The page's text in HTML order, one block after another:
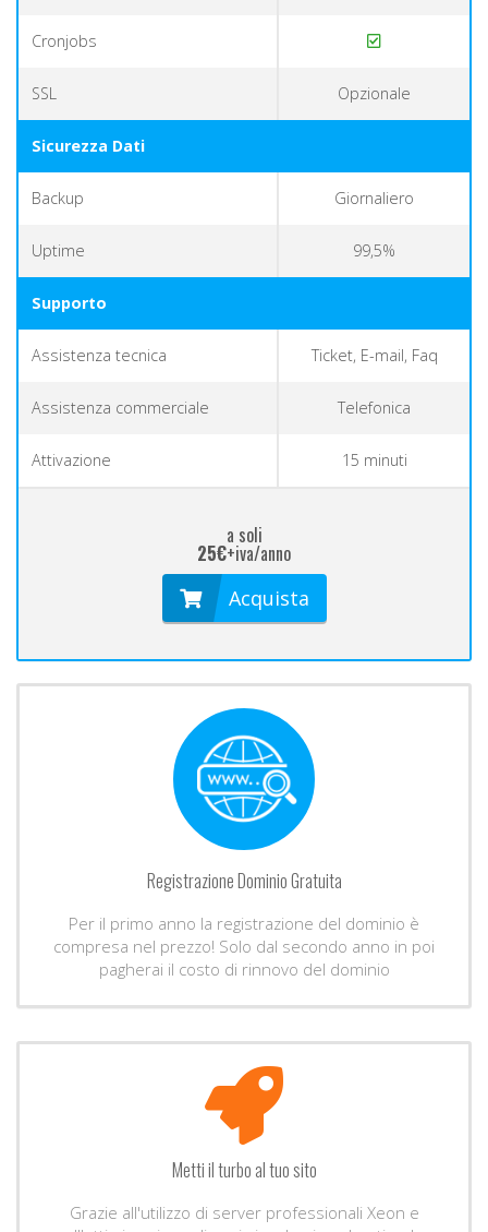
Cronjobs
SSL Opzionale
Sicurezza Dati
Backup Giornaliero
Uptime 99,5%
Supporto
Assistenza tecnica Ticket, E-mail, Faq
Assistenza commerciale Telefonica
Attivazione 15 minuti
a soli
25€+iva/anno
Acquista
Registrazione Dominio Gratuita
Per il primo anno la registrazione del dominio è
compresa nel prezzo! Solo dal secondo anno in poi
pagherai il costo di rinnovo del dominio
Metti il turbo al tuo sito
Grazie all'utilizzo di server professionali Xeon e